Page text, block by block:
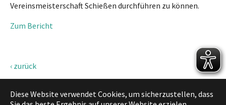
Diese Website verwendet Cookies, um sicherzustellen, dass
Vereinsmeisterschaft Schießen durchführen zu können.
Zum Bericht
‹ zurück